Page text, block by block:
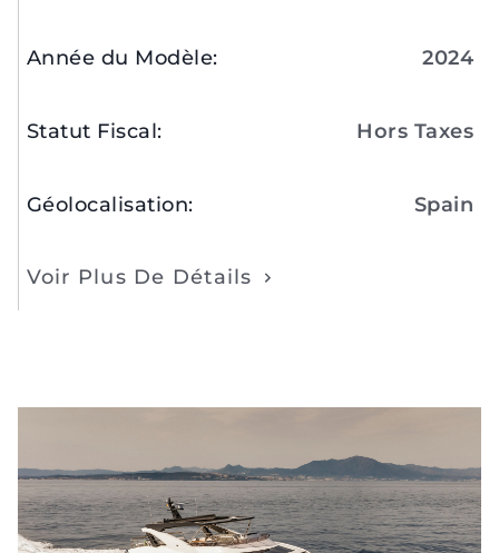
Année du Modèle: 2024
Statut Fiscal: Hors Taxes
Géolocalisation: Spain
Voir Plus De Détails